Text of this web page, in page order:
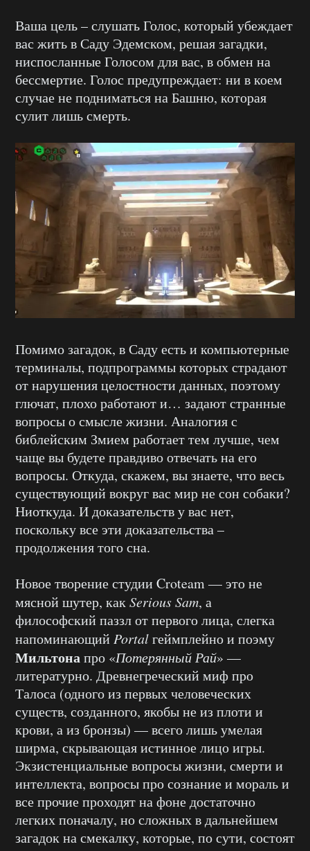
Ваша цель – слушать Голос, который убеждает
вас жить в Саду Эдемском, решая загадки,
ниспосланные Голосом для вас, в обмен на
бессмертие. Голос предупреждает: ни в коем
случае не подниматься на Башню, которая
сулит лишь смерть.
Помимо загадок, в Саду есть и компьютерные
терминалы, подпрограммы которых страдают
от нарушения целостности данных, поэтому
глючат, плохо работают и… задают странные
вопросы о смысле жизни. Аналогия с
библейским Змием работает тем лучше, чем
чаще вы будете правдиво отвечать на его
вопросы. Откуда, скажем, вы знаете, что весь
существующий вокруг вас мир не сон собаки?
Ниоткуда. И доказательств у вас нет,
поскольку все эти доказательства –
продолжения того сна.
Новое творение студии Croteam — это не
мясной шутер, какSerious Sam, а
философский паззл от первого лица, слегка
напоминающий Portalгеймплейно и поэму
Мильтонапро «Потерянный Рай» —
литературно. Древнегреческий миф про
Талоса (одного из первых человеческих
существ, созданного, якобы не из плоти и
крови, а из бронзы) — всего лишь умелая
ширма, скрывающая истинное лицо игры.
Экзистенциальные вопросы жизни, смерти и
интеллекта, вопросы про сознание и мораль и
все прочие проходят на фоне достаточно
легких поначалу, но сложных в дальнейшем
загадок на смекалку, которые, по сути, состоят